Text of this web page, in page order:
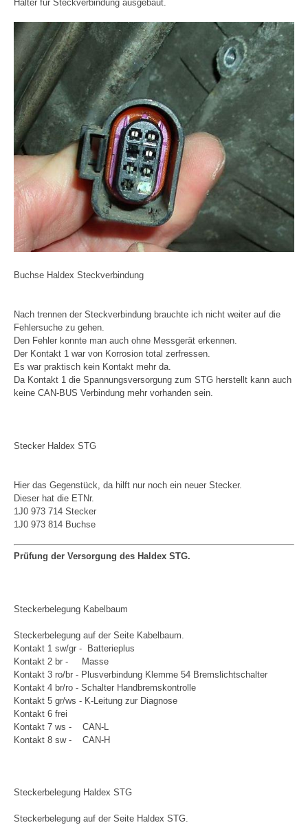
Halter für Steckverbindung ausgebaut.
Buchse Haldex Steckverbindung
Nach trennen der Steckverbindung brauchte ich nicht weiter auf die
Fehlersuche zu gehen.
Den Fehler konnte man auch ohne Messgerät erkennen.
Der Kontakt 1 war von Korrosion total zerfressen.
Es war praktisch kein Kontakt mehr da.
Da Kontakt 1 die Spannungsversorgung zum STG herstellt kann auch
keine CAN-BUS Verbindung mehr vorhanden sein.
Stecker Haldex STG
Hier das Gegenstück, da hilft nur noch ein neuer Stecker.
Dieser hat die ETNr.
1J0 973 714 Stecker
1J0 973 814 Buchse
Prüfung der Versorgung des Haldex STG.
Steckerbelegung Kabelbaum
Steckerbelegung auf der Seite Kabelbaum.
Kontakt 1 sw/gr - Batterieplus
Kontakt 2 br - Masse
Kontakt 3 ro/br - Plusverbindung Klemme 54 Bremslichtschalter
Kontakt 4 br/ro - Schalter Handbremskontrolle
Kontakt 5 gr/ws - K-Leitung zur Diagnose
Kontakt 6 frei
Kontakt 7 ws - CAN-L
Kontakt 8 sw - CAN-H
Steckerbelegung Haldex STG
Steckerbelegung auf der Seite Haldex STG.